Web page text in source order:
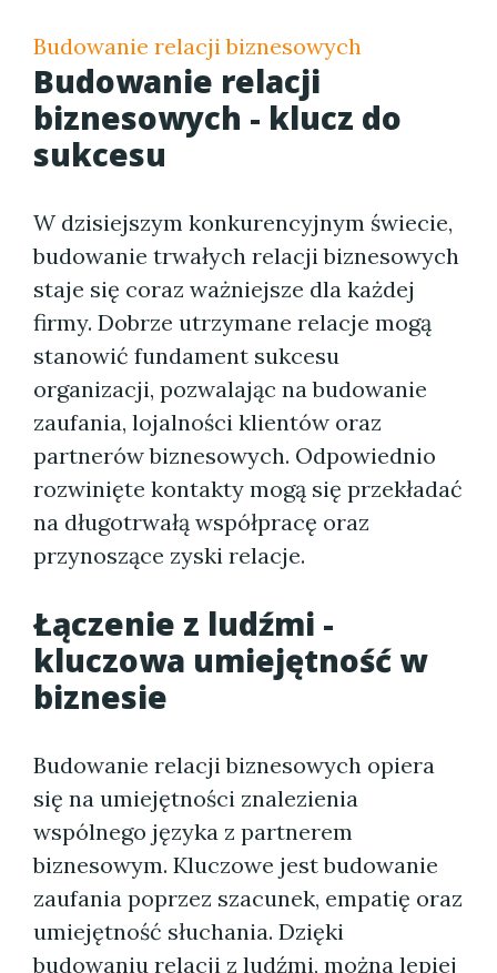
Budowanie relacji biznesowych
Budowanie relacji
biznesowych - klucz do
sukcesu
W dzisiejszym konkurencyjnym świecie,
budowanie trwałych relacji biznesowych
staje się coraz ważniejsze dla każdej
firmy. Dobrze utrzymane relacje mogą
stanowić fundament sukcesu
organizacji, pozwalając na budowanie
zaufania, lojalności klientów oraz
partnerów biznesowych. Odpowiednio
rozwinięte kontakty mogą się przekładać
na długotrwałą współpracę oraz
przynoszące zyski relacje.
Łączenie z ludźmi -
kluczowa umiejętność w
biznesie
Budowanie relacji biznesowych opiera
się na umiejętności znalezienia
wspólnego języka z partnerem
biznesowym. Kluczowe jest budowanie
zaufania poprzez szacunek, empatię oraz
umiejętność słuchania. Dzięki
budowaniu relacji z ludźmi, można lepiej